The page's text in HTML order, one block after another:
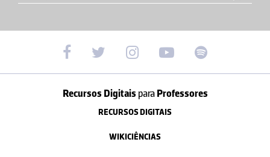
Recursos Digitais paraProfessores
RECURSOS DIGITAIS
WIKICIÊNCIAS